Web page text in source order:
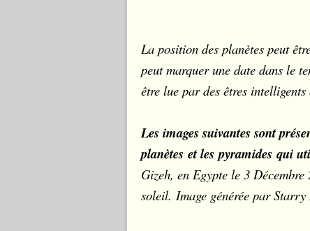
La position des planètes peut
peut marquer une date dans le
être lue par des êtres
Les images suivantes sont
planètes et les pyramides qui
Gizeh, en Egypte le 3
soleil. Image générée par